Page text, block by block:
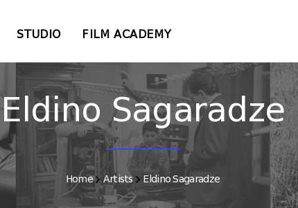
STUDIO FILM ACADEMY
Eldino Sagaradze
Home Artists Eldino Sagaradze